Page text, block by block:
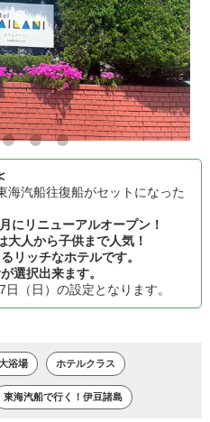
海汽船往復船がセットになった
にリニューアルオープン！
人から子供まで人気！
リッチなホテルです。
選択出来ます。
（日）の設定となります。
浴場 ホテルクラス
東海汽船で行く！伊豆諸島